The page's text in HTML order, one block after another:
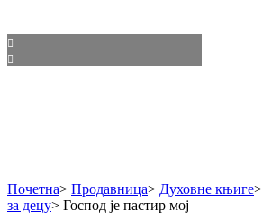
Почетна> Продавница> Духовне књиге>
за децу> Господ је пастир мој